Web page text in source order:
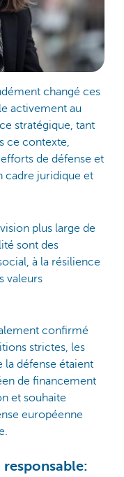
changé ces
activement au
stratégique, tant
ce contexte,
de défense et
cadre juridique et
plus large de
sont des
à la résilience
valeurs
confirmé
strictes, les
la défense étaient
de financement
et souhaite
européenne
responsable: